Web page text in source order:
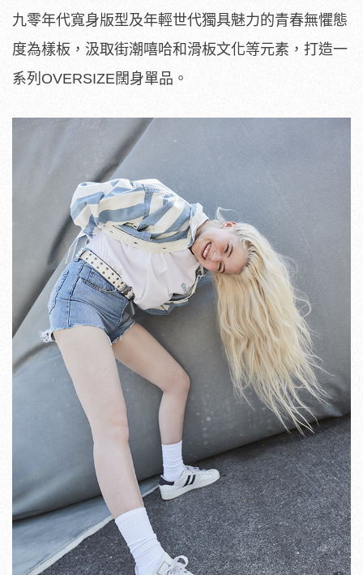
九零年代寬身版型及年輕世代獨具魅力的青春無懼態
度為樣板，汲取街潮嘻哈和滑板文化等元素，打造一
系列OVERSIZE闊身單品。